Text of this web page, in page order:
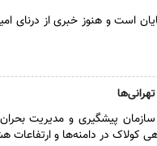
است و هنوز خبری از درنای
پیشگیری و مدیریت
کولاک در دامنه‌ها و ارتفاعات